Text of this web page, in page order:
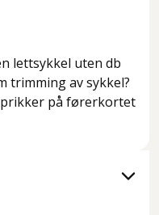
lettsykkel uten db
trimming av sykkel?
på førerkortet